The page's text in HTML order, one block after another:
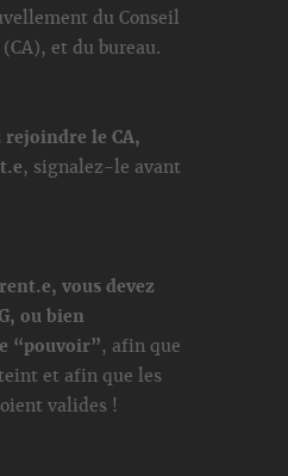
du Conseil
et du bureau.
rejoindre le CA,
, signalez-le avant
vous devez
ou bien
“pouvoir”, afin que
et afin que les
valides !